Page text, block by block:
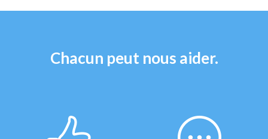
Chacun peut nous aider.